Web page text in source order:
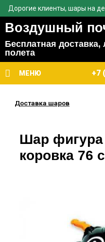
Дорогие клиенты, шары на
Воздушный
Бесплатная
полета
МЕНЮ +7
Доставка шаров
Шар
коровка 76